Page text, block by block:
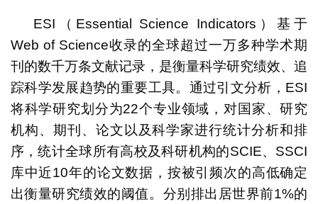
ESI（Essential Science Indicators）基于
Web of Science收录的全球超过一万多种学术期
刊的数千万条文献记录，是衡量科学研究绩效、追
踪科学发展趋势的重要工具。通过引文分析，ESI
将科学研究划分为22个专业领域，对国家、研究
机构、期刊、论文以及科学家进行统计分析和排
序，统计全球所有高校及科研机构的SCIE、SSCI
库中近10年的论文数据，按被引频次的高低确定
出衡量研究绩效的阈值。分别排出居世界前1%的